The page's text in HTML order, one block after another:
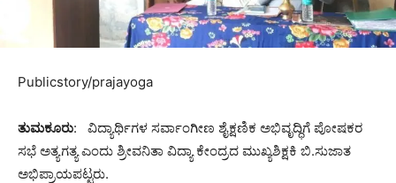
Publicstory/prajayoga
ತುಮಕೂರು: ವಿದ್ಯಾರ್ಥಿಗಳ ಸರ್ವಾಂಗೀಣ ಶೈಕ್ಷಣಿಕ ಅಭಿವೃದ್ಧಿಗೆ ಪೋಷಕರ
ಸಭೆ ಅತ್ಯಗತ್ಯ ಎಂದು ಶ್ರೀವನಿತಾ ವಿದ್ಯಾ ಕೇಂದ್ರದ ಮುಖ್ಯಶಿಕ್ಷಕಿ‌ ಬಿ.ಸುಜಾತ
ಅಭಿಪ್ರಾಯಪಟ್ಟರು.